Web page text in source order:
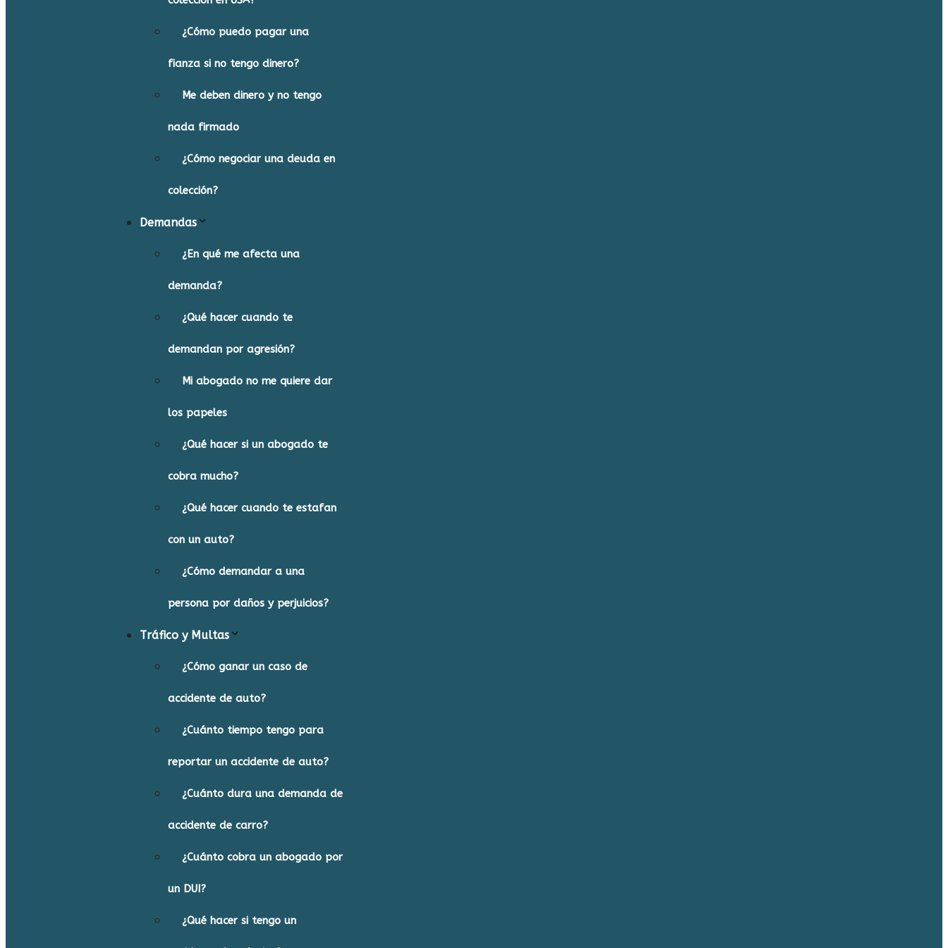
¿Cómo puedo pagar una
fianza si no tengo dinero?
Me deben dinero y no tengo
nada firmado
¿Cómo negociar una deuda en
colección?
Demandas
¿En qué me afecta una
demanda?
¿Qué hacer cuando te
demandan por agresión?
Mi abogado no me quiere dar
los papeles
¿Qué hacer si un abogado te
cobra mucho?
¿Qué hacer cuando te estafan
con un auto?
¿Cómo demandar a una
persona por daños y perjuicios?
Tráfico y Multas
¿Cómo ganar un caso de
accidente de auto?
¿Cuánto tiempo tengo para
reportar un accidente de auto?
¿Cuánto dura una demanda de
accidente de carro?
¿Cuánto cobra un abogado por
un DUI?
¿Qué hacer si tengo un